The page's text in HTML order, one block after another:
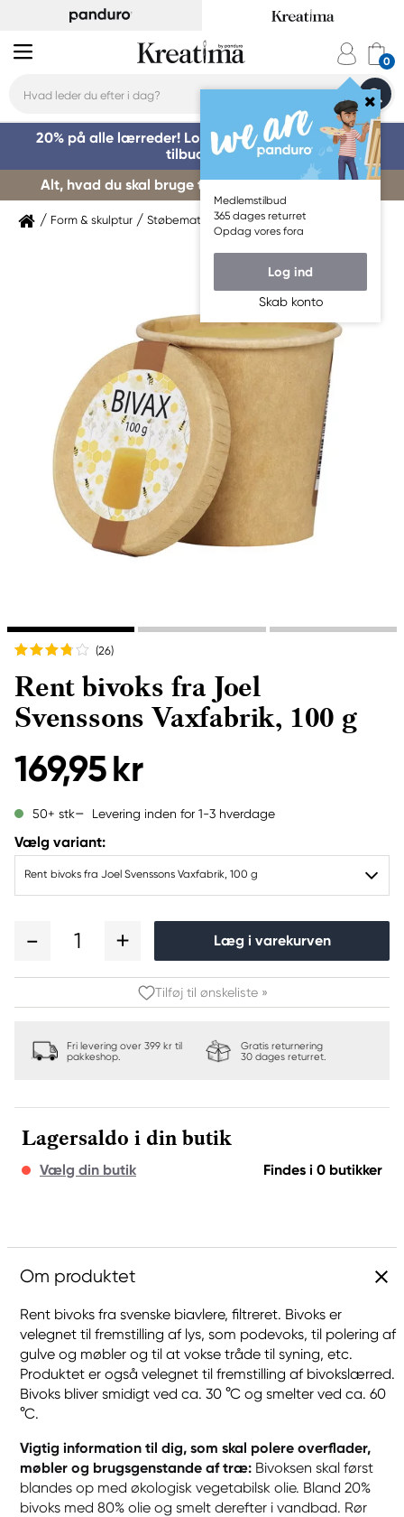
Medlemstilbud
365 dages returret
Opdag vores fora
Log ind
Skab konto
20% på alle lærreder! Log på for at benytte dig af
tilbuddet »
Alt, hvad du skal bruge til kursusstart – køb her »
Form & skulptur Støbemateriale Lys & lysstøbning
(26)
Rent bivoks fra Joel
Svenssons Vaxfabrik, 100 g
169,95 kr
50+ stk Levering inden for 1-3 hverdage
Vælg variant:
Rent bivoks fra Joel Svenssons Vaxfabrik, 100 g
1 Læg i varekurven
Tilføj til ønskeliste »
Fri levering over 399 kr til
pakkeshop.
Gratis returnering
30 dages returret.
Lagersaldo i din butik
Vælg din butik Findes i 0 butikker
Om produktet
Rent bivoks fra svenske biavlere, filtreret. Bivoks er
velegnet til fremstilling af lys, som podevoks, til polering af
gulve og møbler og til at vokse tråde til syning, etc.
Produktet er også velegnet til fremstilling af bivokslærred.
Bivoks bliver smidigt ved ca. 30 °C og smelter ved ca. 60
°C.
Vigtig information til dig, som skal polere overflader,
møbler og brugsgenstande af træ: Bivoksen skal først
blandes op med økologisk vegetabilsk olie. Bland 20%
bivoks med 80% olie og smelt derefter i vandbad. Rør